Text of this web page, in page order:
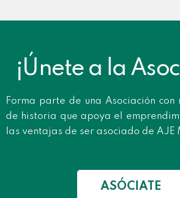
¡Únete a la
Forma parte de una Asociación con
de historia que apoya el
las ventajas de ser asociado de AJE
ASÓCIATE